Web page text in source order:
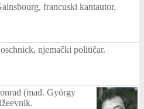
francuski kantautor.
njemački političar.
(mađ. György